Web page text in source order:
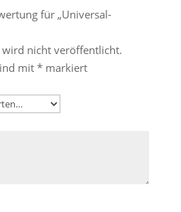
für „Universal-
wird nicht veröffentlicht.
mit *markiert